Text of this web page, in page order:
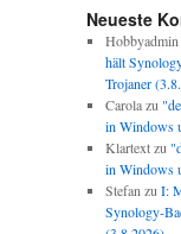
Neueste
Hobbyadmin
hält
Trojaner
Carolazu
in Windows
Klartextzu
in Windows
Stefan zu I:
Synology-